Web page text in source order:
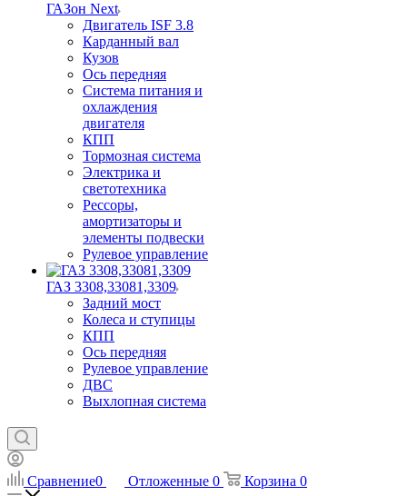
ГАЗон Next
Двигатель ISF 3.8
Карданный вал
Кузов
Ось передняя
Система питания и
охлаждения
двигателя
КПП
Тормозная система
Электрика и
светотехника
Рессоры,
амортизаторы и
элементы подвески
Рулевое управление
ГАЗ 3308,33081,3309
Задний мост
Колеса и ступицы
КПП
Ось передняя
Рулевое управление
ДВС
Выхлопная система
Сравнение0 Отложенные 0 Корзина 0